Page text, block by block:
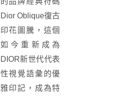
Dior Oblique復古
印花圖騰，這個
如今重新成為
DIOR新世代代表
性視覺語彙的優
雅印記，成為特